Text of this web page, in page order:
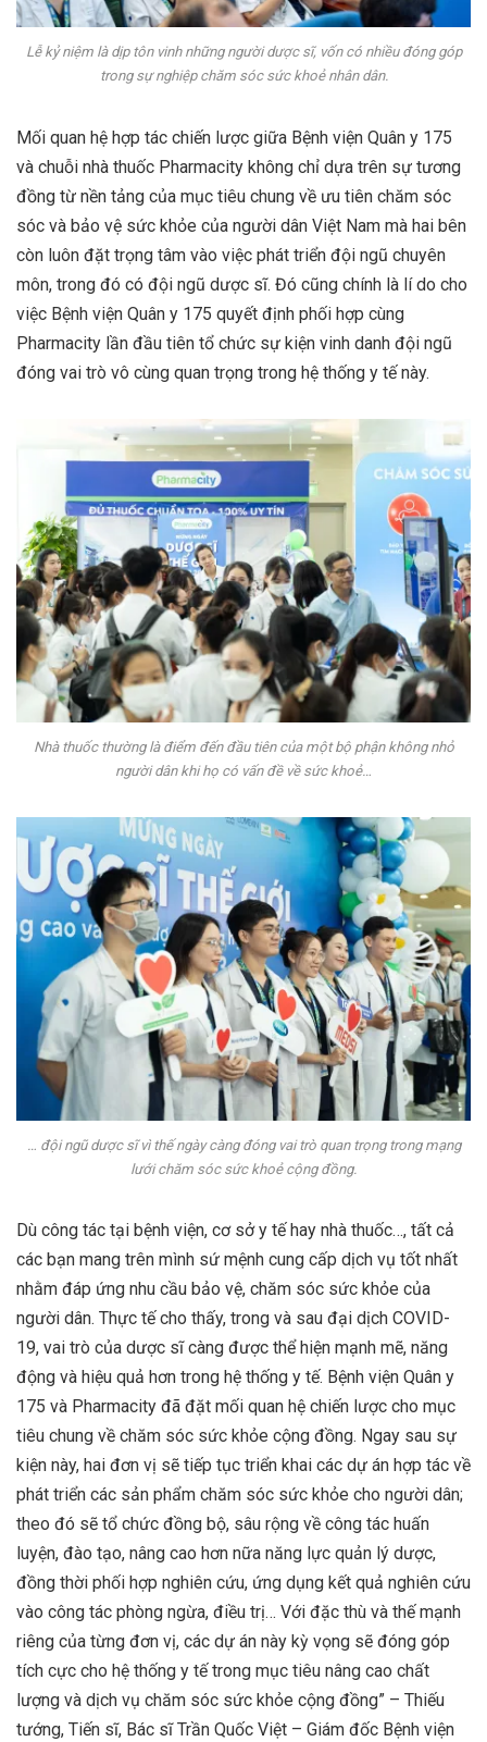
Lễ kỷ niệm là dịp tôn vinh những người dược sĩ, vốn có nhiều đóng góp
trong sự nghiệp chăm sóc sức khoẻ nhân dân.
Mối quan hệ hợp tác chiến lược giữa Bệnh viện Quân y 175
và chuỗi nhà thuốc Pharmacity không chỉ dựa trên sự tương
đồng từ nền tảng của mục tiêu chung về ưu tiên chăm sóc
sóc và bảo vệ sức khỏe của người dân Việt Nam mà hai bên
còn luôn đặt trọng tâm vào việc phát triển đội ngũ chuyên
môn, trong đó có đội ngũ dược sĩ. Đó cũng chính là lí do cho
việc Bệnh viện Quân y 175 quyết định phối hợp cùng
Pharmacity lần đầu tiên tổ chức sự kiện vinh danh đội ngũ
đóng vai trò vô cùng quan trọng trong hệ thống y tế này.
Nhà thuốc thường là điểm đến đầu tiên của một bộ phận không nhỏ
người dân khi họ có vấn đề về sức khoẻ…
… đội ngũ dược sĩ vì thế ngày càng đóng vai trò quan trọng trong mạng
lưới chăm sóc sức khoẻ cộng đồng.
Dù công tác tại bệnh viện, cơ sở y tế hay nhà thuốc…, tất cả
các bạn mang trên mình sứ mệnh cung cấp dịch vụ tốt nhất
nhằm đáp ứng nhu cầu bảo vệ, chăm sóc sức khỏe của
người dân. Thực tế cho thấy, trong và sau đại dịch COVID-
19, vai trò của dược sĩ càng được thể hiện mạnh mẽ, năng
động và hiệu quả hơn trong hệ thống y tế. Bệnh viện Quân y
175 và Pharmacity đã đặt mối quan hệ chiến lược cho mục
tiêu chung về chăm sóc sức khỏe cộng đồng. Ngay sau sự
kiện này, hai đơn vị sẽ tiếp tục triển khai các dự án hợp tác về
phát triển các sản phẩm chăm sóc sức khỏe cho người dân;
theo đó sẽ tổ chức đồng bộ, sâu rộng về công tác huấn
luyện, đào tạo, nâng cao hơn nữa năng lực quản lý dược,
đồng thời phối hợp nghiên cứu, ứng dụng kết quả nghiên cứu
vào công tác phòng ngừa, điều trị… Với đặc thù và thế mạnh
riêng của từng đơn vị, các dự án này kỳ vọng sẽ đóng góp
tích cực cho hệ thống y tế trong mục tiêu nâng cao chất
lượng và dịch vụ chăm sóc sức khỏe cộng đồng” – Thiếu
tướng, Tiến sĩ, Bác sĩ Trần Quốc Việt – Giám đốc Bệnh viện